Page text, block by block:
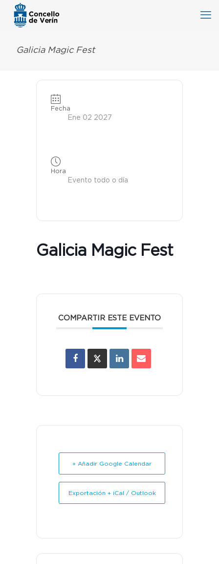
Galicia Magic Fest
Fecha
Ene 02 2027
Hora
Evento todo o día
Galicia Magic Fest
COMPARTIR ESTE EVENTO
+ Añadir Google Calendar
Exportación + iCal / Outlook